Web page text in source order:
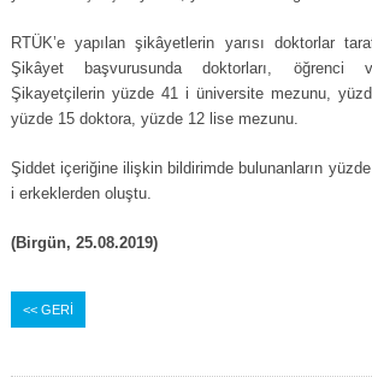
RTÜK’e yapılan şikâyetlerin yarısı doktorlar
Şikâyet başvurusunda doktorları, öğrenci
Şikayetçilerin yüzde 41 i üniversite mezunu,
yüzde 15 doktora, yüzde 12 lise mezunu.
Şiddet içeriğine ilişkin bildirimde bulunanların
i erkeklerden oluştu.
(Birgün, 25.08.2019)
<< GERİ